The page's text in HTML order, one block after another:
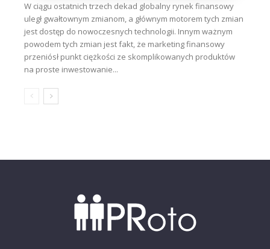
W ciągu ostatnich trzech dekad globalny rynek finansowy
uległ gwałtownym zmianom, a głównym motorem tych zmian
jest dostęp do nowoczesnych technologii. Innym ważnym
powodem tych zmian jest fakt, że marketing finansowy
przeniósł punkt ciężkości ze skomplikowanych produktów
na proste inwestowanie...